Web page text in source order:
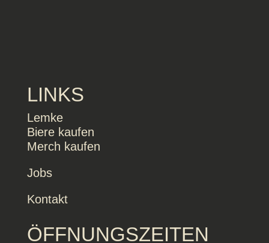
LINKS
Lemke
Biere kaufen
Merch kaufen
Jobs
Kontakt
ÖFFNUNGSZEITEN